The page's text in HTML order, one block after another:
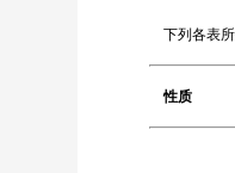
下列各表所
性质